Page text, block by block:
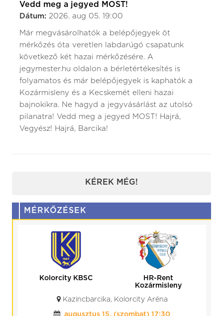
Vedd meg a jegyed MOST!
Dátum: 2026. aug 05. 19:00
Már megvásárolhatók a belépőjegyek öt
mérkőzés óta veretlen labdarúgó csapatunk
következő két hazai mérkőzésére. A
jegymester.hu oldalon a bérletértékesítés is
folyamatos és már belépőjegyek is kaphatók a
Kozármisleny és a Kecskemét elleni hazai
bajnokikra. Ne hagyd a jegyvásárlást az utolsó
pilanatra! Vedd meg a jegyed MOST! Hajrá,
Vegyész! Hajrá, Barcika!
KÉREK MÉG!
MÉRKŐZÉSEK
Kolorcity KBSC
HR-Rent
Kozármisleny
Kazincbarcika, Kolorcity Aréna
augusztus 15. (szombat) 17:30